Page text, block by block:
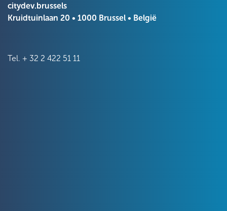
citydev.brussels
Kruidtuinlaan 20 • 1000 Brussel • België
Tel. + 32 2 422 51 11